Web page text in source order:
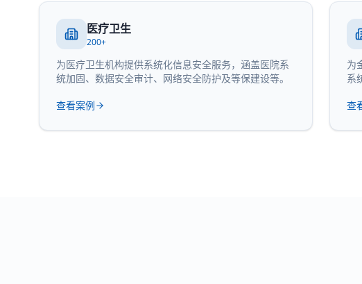
医疗卫生
200+
为医疗卫生机构提供系统化信息安全服务，涵盖医院系
统加固、数据安全审计、网络安全防护及等保建设等。
查看案例
为
系
查